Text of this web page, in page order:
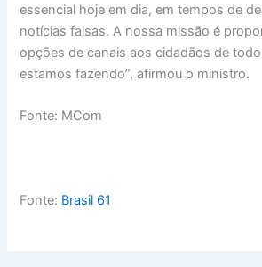
essencial hoje em dia, em tempos de
notícias falsas. A nossa missão é
opções de canais aos cidadãos de
estamos fazendo”, afirmou o ministro.
Fonte: MCom
Fonte: Brasil 61